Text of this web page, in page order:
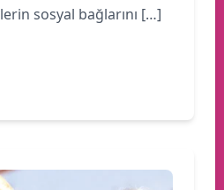
sosyal bağlarını […]